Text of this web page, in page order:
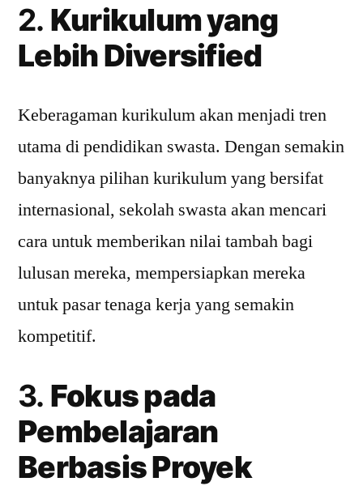
2. Kurikulum yang
Lebih Diversified
Keberagaman kurikulum akan menjadi tren
utama di pendidikan swasta. Dengan semakin
banyaknya pilihan kurikulum yang bersifat
internasional, sekolah swasta akan mencari
cara untuk memberikan nilai tambah bagi
lulusan mereka, mempersiapkan mereka
untuk pasar tenaga kerja yang semakin
kompetitif.
3. Fokus pada
Pembelajaran
Berbasis Proyek